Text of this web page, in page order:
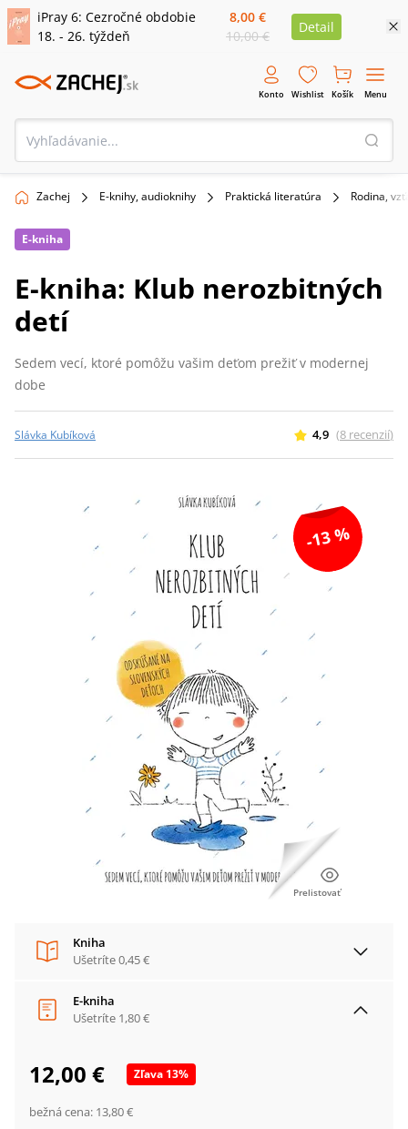
iPray 6: Cezročné obdobie
18. - 26. týždeň
8,00 €
10,00 €
Detail
Konto Wishlist Košík Menu
Zachej E-knihy, audioknihy Praktická literatúra Rodina,
E-kniha
E-kniha: Klub nerozbitných
detí
Sedem vecí, ktoré pomôžu vašim deťom prežiť v modernej
dobe
Slávka Kubíková 4,9 (8 recenzií)
-13 %
Prelistovať
Kniha
Ušetríte0,45 €
E-kniha
Ušetríte 1,80 €
12,00 € Zľava 13%
bežná cena: 13,80 €